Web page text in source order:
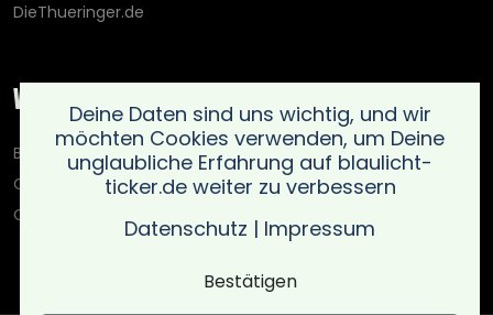
DieThueringer.de
Weitere Portale
Blaulicht-Ticker.de
Oberlausitz.holiday
OnlinedatingKompass.de
Deine Daten sind uns wichtig, und wir
möchten Cookies verwenden, um Deine
unglaubliche Erfahrung auf blaulicht-
ticker.de weiter zu verbessern
Datenschutz | Impressum
Bestätigen